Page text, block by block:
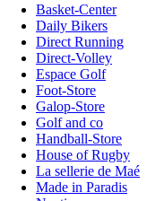
Basket-Center
Daily Bikers
Direct Running
Direct-Volley
Espace Golf
Foot-Store
Galop-Store
Golf and co
Handball-Store
House of Rugby
La sellerie de Maé
Made in Paradis